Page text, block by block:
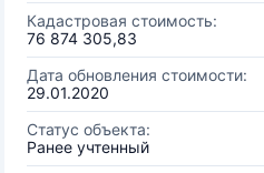
Кадастровая стоимость:
76 874 305,83
Дата обновления стоимости:
29.01.2020
Статус объекта:
Ранее учтенный